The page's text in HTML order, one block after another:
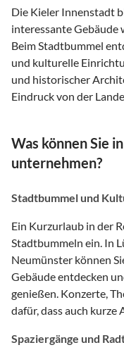
Die Kieler Innenstadt
interessante Gebäude
Beim Stadtbummel
und kulturelle
und historischer
Eindruck von der
Was können Sie
unternehmen?
Stadtbummel und
Ein Kurzurlaub in der
Stadtbummeln ein. In
Neumünster können
Gebäude entdecken
genießen. Konzerte,
dafür, dass auch
Spaziergänge und